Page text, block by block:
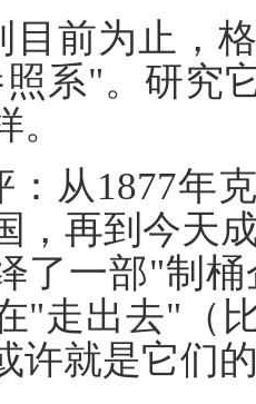
目前为止，
系"。研究
：从1877年
，再到今天
了一部"制
"走出去"（
许就是它们